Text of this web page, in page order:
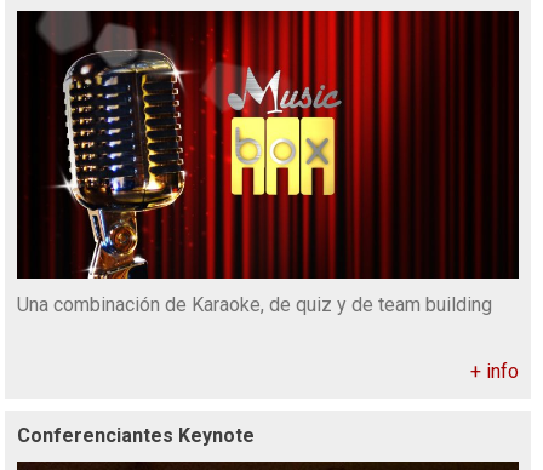
Una combinación de Karaoke, de quiz y de team building
+ info
Conferenciantes Keynote